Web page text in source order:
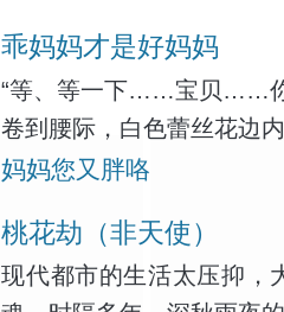
乖妈妈才是好妈妈
“等、等一下……宝贝……你
卷到腰际，白色蕾丝花边
妈妈您又胖咯
桃花劫（非天使）
现代都市的生活太压抑，